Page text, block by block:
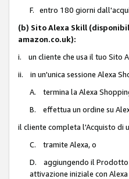
F. entro 180 giorni
(b) Sito Alexa Skill
amazon.co.uk):
i. un cliente che usa il tuo Sito
ii. in un'unica sessione Alexa
A. termina la Alexa
B. effettua un ordine su
il cliente completa l'Acquisto di
C. tramite Alexa, o
D. aggiungendo il Prodotto
attivazione iniziale con